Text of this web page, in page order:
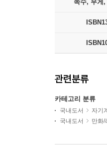
쪽수, 무게,
관련분류
카테고리 분류
국내도서 자기
국내도서
만화/